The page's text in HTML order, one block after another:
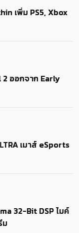
เพิ่ม PS5, Xbox
2 ออกจาก Early
เมาส์ eSports
32-Bit DSP ไมค์
ม